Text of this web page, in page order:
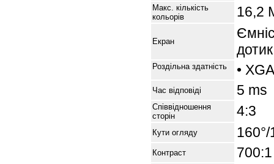
Макс. кількість
кольорів
16,2
Екран
Роздільна здатність •
Час відповіді 5 ms
Співвідношення
сторін
4:3
Кути огляду 160°/
Контраст 700:1